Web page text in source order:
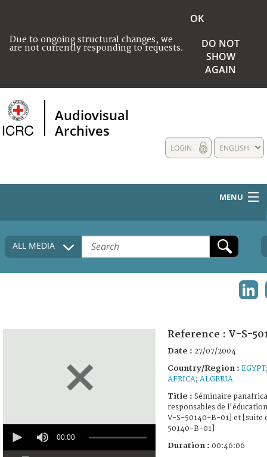
Due to ongoing structural changes, we
are not currently responding to requests.
OK
DO NOT
SHOW
AGAIN
Audiovisual
Archives
ENGLISH
LOGIN
MENU
HOME
COLLECTIONS DESCRIPTION
ALL MEDIA
seconds
00:00
Reference : V-S-
Date : 27/07/2004
Country/Region : EGYPT
AFRICA; ALGERIA
Title : Séminaire
responsables de
V-S-50140-B-01] et [suite
50140-B-01]
Duration : 00:46:06